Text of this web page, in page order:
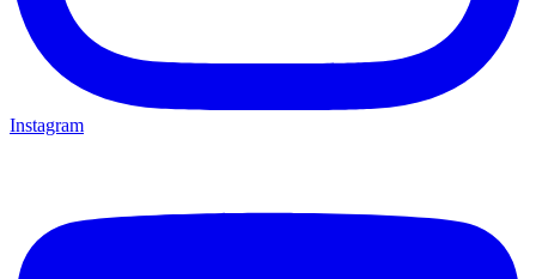
Instagram